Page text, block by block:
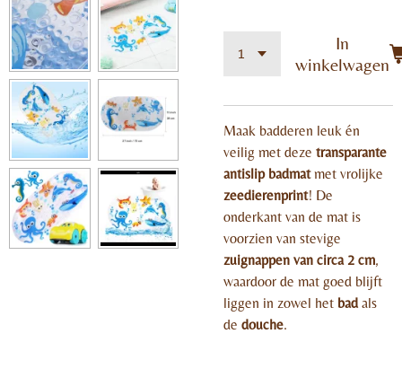
In
winkelwagen
Maak badderen leuk én
veilig met deze transparante
antislip badmatmet vrolijke
zeedierenprint! De
onderkant van de mat is
voorzien van stevige
zuignappen van circa 2 cm,
waardoor de mat goed blijft
liggen in zowel het badals
de douche.